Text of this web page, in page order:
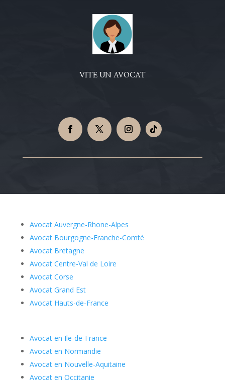
VITE UN AVOCAT
Avocat Auvergne-Rhone-Alpes
Avocat Bourgogne-Franche-Comté
Avocat Bretagne
Avocat Centre-Val de Loire
Avocat Corse
Avocat Grand Est
Avocat Hauts-de-France
Avocat en Ile-de-France
Avocat en Normandie
Avocat en Nouvelle-Aquitaine
Avocat en Occitanie